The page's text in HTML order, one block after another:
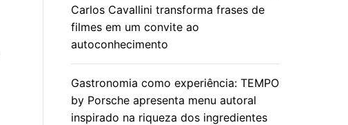
Carlos Cavallini transforma frases de
filmes em um convite ao
autoconhecimento
Gastronomia como experiência: TEMPO
by Porsche apresenta menu autoral
inspirado na riqueza dos ingredientes